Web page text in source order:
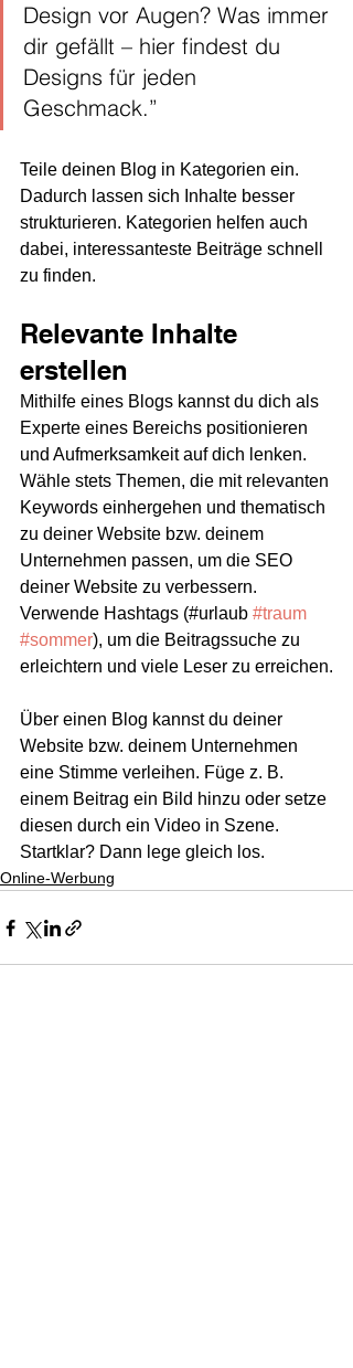
Design vor Augen? Was immer
dir gefällt – hier findest du
Designs für jeden
Geschmack.”
Teile deinen Blog in Kategorien ein.
Dadurch lassen sich Inhalte besser
strukturieren. Kategorien helfen auch
dabei, interessanteste Beiträge schnell
zu finden.
Relevante Inhalte
erstellen
Mithilfe eines Blogs kannst du dich als
Experte eines Bereichs positionieren
und Aufmerksamkeit auf dich lenken.
Wähle stets Themen, die mit relevanten
Keywords einhergehen und thematisch
zu deiner Website bzw. deinem
Unternehmen passen, um die SEO
deiner Website zu verbessern.
Verwende Hashtags (#urlaub #traum
#sommer), um die Beitragssuche zu
erleichtern und viele Leser zu erreichen.
Über einen Blog kannst du deiner
Website bzw. deinem Unternehmen
eine Stimme verleihen. Füge z. B.
einem Beitrag ein Bild hinzu oder setze
diesen durch ein Video in Szene.
Startklar? Dann lege gleich los.
Online-Werbung